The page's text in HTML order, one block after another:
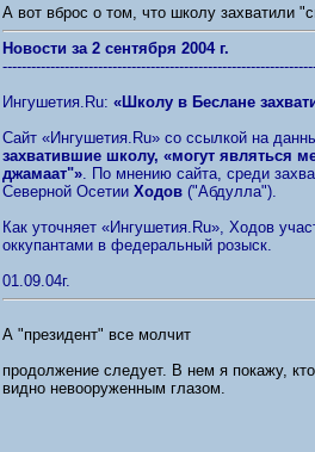
А вот вброс о том, что школу захватили
Новости за 2 сентября 2004 г.
Ингушетия.Ru: «Школу в Беслане
Сайт «Ингушетия.Ru» со ссылкой на
захватившие школу, «могут являться
джамаат"». По мнению сайта, среди
Северной Осетии Ходов("Абдулла").
Как уточняет «Ингушетия.Ru», Ходов
оккупантами в федеральный розыск.
01.09.04г.
А "президент" все молчит
продолжение следует. В нем я покажу,
видно невооруженным глазом.